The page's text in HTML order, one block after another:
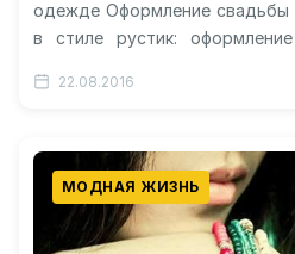
одежде Оформление свадьбы
в стиле рустик:
22.08.2016
МОДНАЯ ЖИЗНЬ